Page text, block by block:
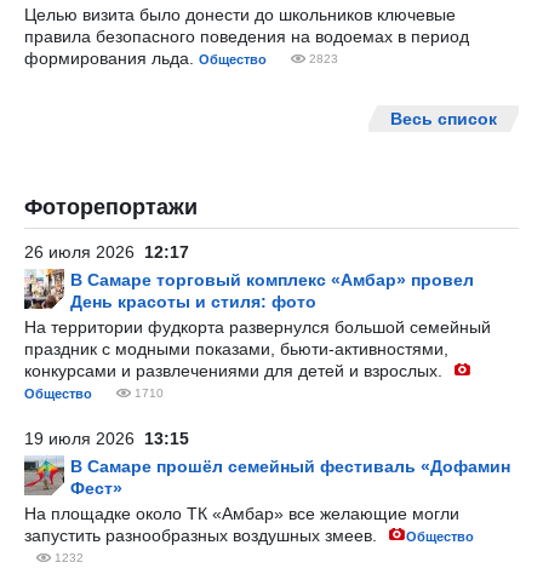
Целью визита было донести до школьников ключевые
правила безопасного поведения на водоемах в период
формирования льда.
Общество 2823
Весь список
Фоторепортажи
26 июля 2026 12:17
В Самаре торговый комплекс «Амбар» провел
День красоты и стиля: фото
На территории фудкорта развернулся большой семейный
праздник с модными показами, бьюти-активностями,
конкурсами и развлечениями для детей и взрослых.
Общество 1710
19 июля 2026 13:15
В Самаре прошёл семейный фестиваль «Дофамин
Фест»
На площадке около ТК «Амбар» все желающие могли
запустить разнообразных воздушных змеев.
Общество
1232